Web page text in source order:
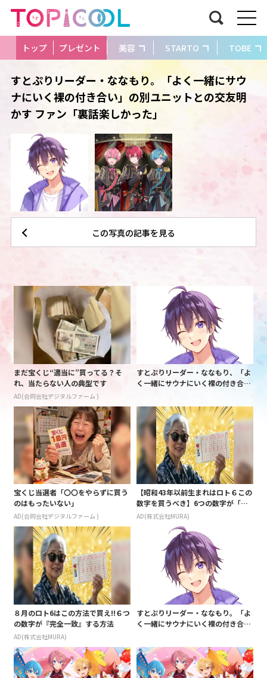
トップ プレゼント 美容 STARTO TOBE
すとぷりリーダー・ななもり。「よく一緒にサウ
ナにいく裸の付き合い」の別ユニットとの交友明
かす ファン「裏話楽しかった」
この写真の記事を見る
まだ宝くじ“適当に”買ってる？そ
れ、当たらない人の典型です
AD(合同会社デジタルファーム )
すとぷりリーダー・ななもり、「よ
く一緒にサウナにいく裸の付き合
ファン「裏話楽しかった」
宝くじ当選者「〇〇をやらずに買う
のはもったいない」
AD(合同会社デジタルファーム )
【昭和43年以前生まれはロト６この
数字を買うべき】6つの数字が「完
全一致」する方法
AD(株式会社MURA)
８月のロト6はこの方法で買え!!６つ
の数字が『完全一致』する方法
AD(株式会社MURA)
すとぷりリーダー・ななもり。「よ
く一緒にサウナにいく裸の付き合
ァン「裏話楽しかった」